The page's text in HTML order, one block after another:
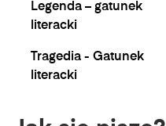
Legenda – gatunek
literacki
Tragedia - Gatunek
literacki